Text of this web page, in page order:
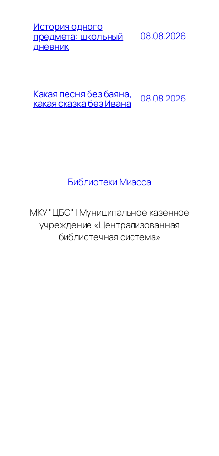
История одного
предмета: школьный
дневник
08.08.2026
Какая песня без баяна,
какая сказка без Ивана 08.08.2026
Библиотеки Миасса
МКУ "ЦБС" | Муниципальное казенное
учреждение «Централизованная
библиотечная система»